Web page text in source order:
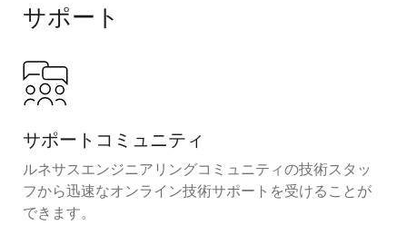
サポート
サポートコミュニティ
ルネサスエンジニアリングコミュニティの技術スタッ
フから迅速なオンライン技術サポートを受けることが
できます。